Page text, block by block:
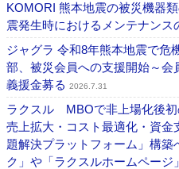
KOMORI 熊本地震の被災機器
震発生時におけるメンテナンス
ジャグラ 令和8年熊本地震で危
部、被災会員への支援開始～会
義援金募る 2026.7.31
ラクスル MBOで非上場化後
売上拡大・コスト最適化・資
題解決プラットフォーム」構
ク」や「ラクスルホームペー